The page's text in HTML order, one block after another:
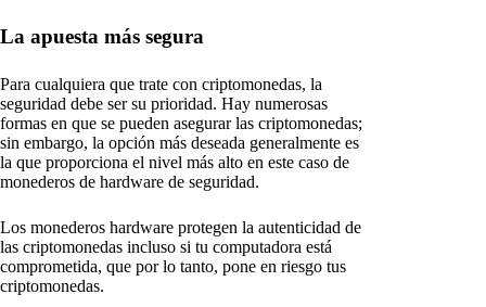
La apuesta más segura
Para cualquiera que trate con criptomonedas, la
seguridad debe ser su prioridad. Hay numerosas
formas en que se pueden asegurar las criptomonedas;
sin embargo, la opción más deseada generalmente es
la que proporciona el nivel más alto en este caso de
monederos de hardware de seguridad.
Los monederos hardware protegen la autenticidad de
las criptomonedas incluso si tu computadora está
comprometida, que por lo tanto, pone en riesgo tus
criptomonedas.